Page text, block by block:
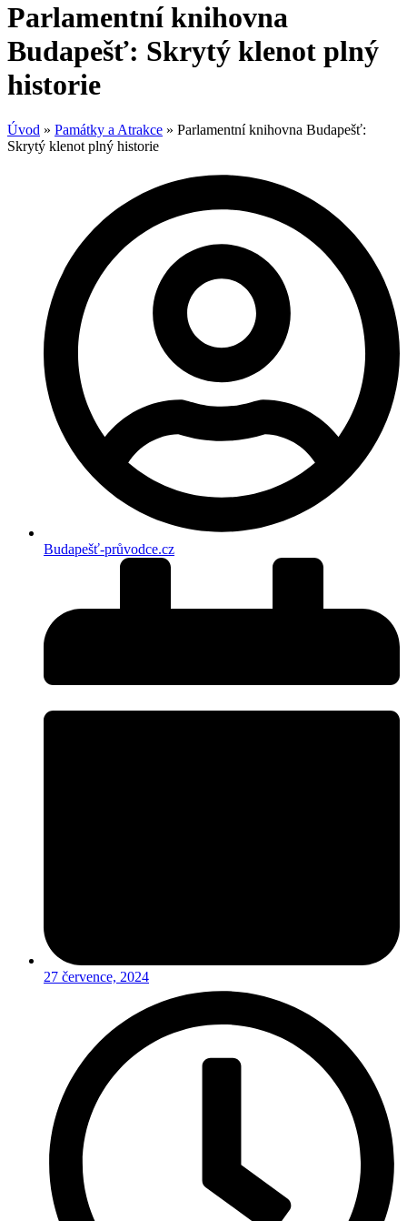
Parlamentní knihovna
Budapešť: Skrytý klenot plný
historie
Úvod » Památky a Atrakce » Parlamentní knihovna Budapešť:
Skrytý klenot plný historie
Budapešť-průvodce.cz
27 července, 2024